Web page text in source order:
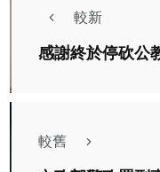
較新
感謝終於停砍公
較舊